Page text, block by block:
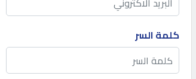
طلب
الاحصائيات
كلمة السر